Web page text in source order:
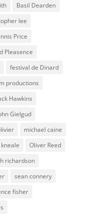
Basil Dearden
lee
Price
Pleasence
festival de Dinard
productions
Hawkins
Gielgud
michael caine
Oliver Reed
richardson
sean connery
fisher